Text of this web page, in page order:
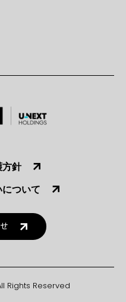
方針
ついて
Rights Reserved